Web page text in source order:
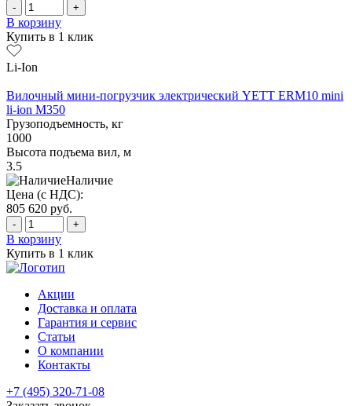
- +
В корзину
Купить в 1 клик
Li-Ion
Вилочный мини-погрузчик электрический YETT ERM10 mini
li-ion M350
Грузоподъемность, кг
1000
Высота подъема вил, м
3.5
Наличие
Цена (с НДС):
805 620 руб.
- +
В корзину
Купить в 1 клик
Акции
Доставка и оплата
Гарантия и сервис
Статьи
О компании
Контакты
+7 (495) 320-71-08